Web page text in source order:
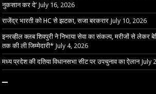
नुकसान कर दे’ July 16, 2026
राजेंद्र भारती को HC से झटका, सजा बरकरार July 10, 2026
इनरव्हील क्लब शिवपुरी ने निभाया सेवा का संकल्प, मरीजों से लेकर
तक की ली जिम्मेदारी* July 4, 2026
मध्य प्रदेश की दतिया विधानसभा सीट पर उपचुनाव का ऐलान July
–